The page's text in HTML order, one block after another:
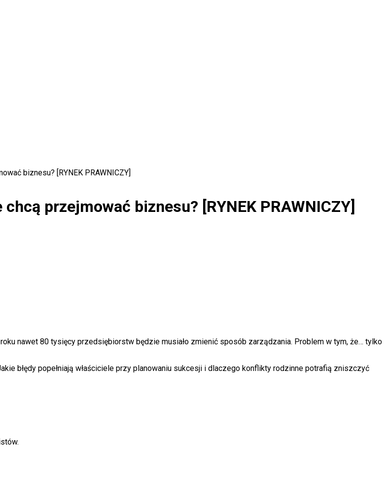
biznesu? [RYNEK PRAWNICZY]
przejmować biznesu? [RYNEK PRAWNICZY]
nawet 80 tysięcy przedsiębiorstw będzie musiało zmienić sposób zarządzania. Problem w tym, że… tylko
błędy popełniają właściciele przy planowaniu sukcesji i dlaczego konflikty rodzinne potrafią zniszczyć